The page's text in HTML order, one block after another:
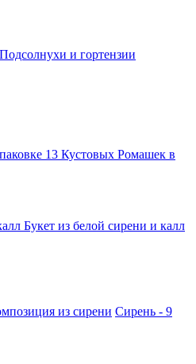
Подсолнухи и гортензии
13 Кустовых Ромашек в
Букет из белой сирени и калл
из сирени Сирень - 9